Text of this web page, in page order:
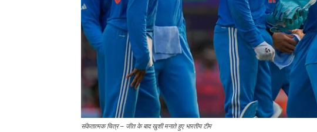
संकेतात्मक चित्र – जीत के बाद खुशी मनाते हुए भारतीय टीम